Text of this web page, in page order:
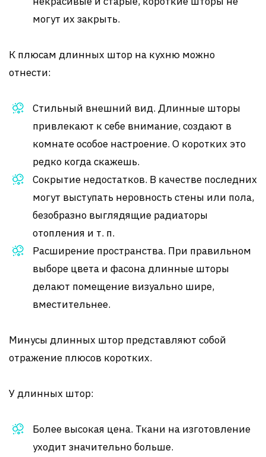
могут их закрыть.
К плюсам длинных штор на кухню можно
отнести:
Стильный внешний вид. Длинные шторы
привлекают к себе внимание, создают в
комнате особое настроение. О коротких это
редко когда скажешь.
Сокрытие недостатков. В качестве последних
могут выступать неровность стены или пола,
безобразно выглядящие радиаторы
отопления и т. п.
Расширение пространства. При правильном
выборе цвета и фасона длинные шторы
делают помещение визуально шире,
вместительнее.
Минусы длинных штор представляют собой
отражение плюсов коротких.
У длинных штор:
Более высокая цена. Ткани на изготовление
уходит значительно больше.